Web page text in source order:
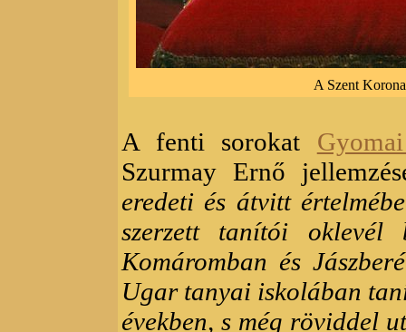
A Szent
A fenti sorokat
Szurmay Ernő
eredeti és átvitt
szerzett tanítói oklevél
Komáromban és
Ugar tanyai iskolában
években, s még röviddel